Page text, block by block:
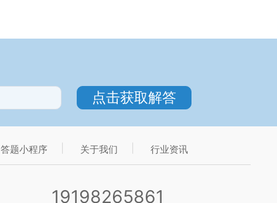
答题小程序 关于我们 行业资讯
19198265861